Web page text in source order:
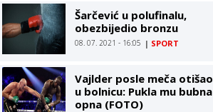
Šarčević u polufinalu,
obezbijedio bronzu
08. 07. 2021 - 16:05 | SPORT
Vajlder posle meča otišao
u bolnicu: Pukla mu bubna
opna (FOTO)